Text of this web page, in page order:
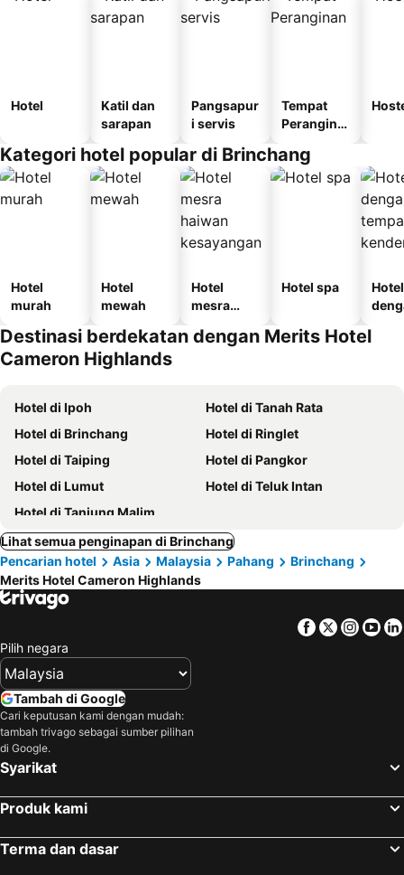
Hotel
Katil dan
sarapan
Pangsapur
i servis
Tempat
Perangina
Kategori hotel popular di Brinchang
Hotel
murah
Hotel
mewah
Hotel
mesra
kesayanga
Hotel spa
Hotel
Destinasi berdekatan dengan Merits Hotel
Cameron Highlands
Hotel di Ipoh
Hotel di Tanah Rata
Hotel di Brinchang
Hotel di Ringlet
Hotel di Taiping
Hotel di Pangkor
Hotel di Lumut
Hotel di Teluk Intan
Hotel di Tanjung Malim
Lihat semua penginapan di Brinchang
Pencarian hotel
Asia Malaysia Pahang
Brinchang
Merits Hotel Cameron Highlands
Facebook
Twitter
Pilih negara
Tambah di Google
Cari keputusan kami dengan mudah:
tambah trivago sebagai sumber pilihan
di Google.
Syarikat
Produk kami
Terma dan dasar